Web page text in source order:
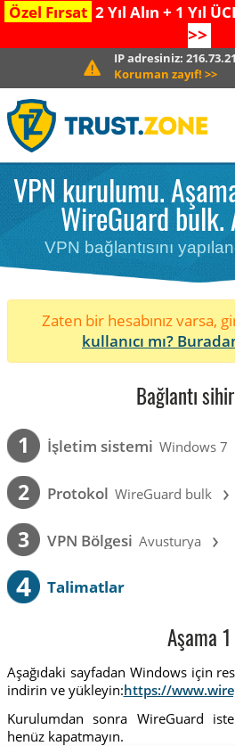
Özel Fırsat 2 Yıl Alın + 1 Yıl
>>
IP adresiniz:
Koruman zayıf! >>
VPN kurulumu.
WireGuard bulk.
VPN bağlantısını
Zaten bir hesabınız varsa,
kullanıcı mı?
Bağlantı
1 İşletim sistemi Windows 7
2 Protokol WireGuard bulk ›
3 VPN Bölgesi Avusturya ›
4 Talimatlar
Aşama 1
Aşağıdaki sayfadan Windows için
indirin ve yükleyin:https://
Kurulumdan sonra WireGuard
henüz kapatmayın.